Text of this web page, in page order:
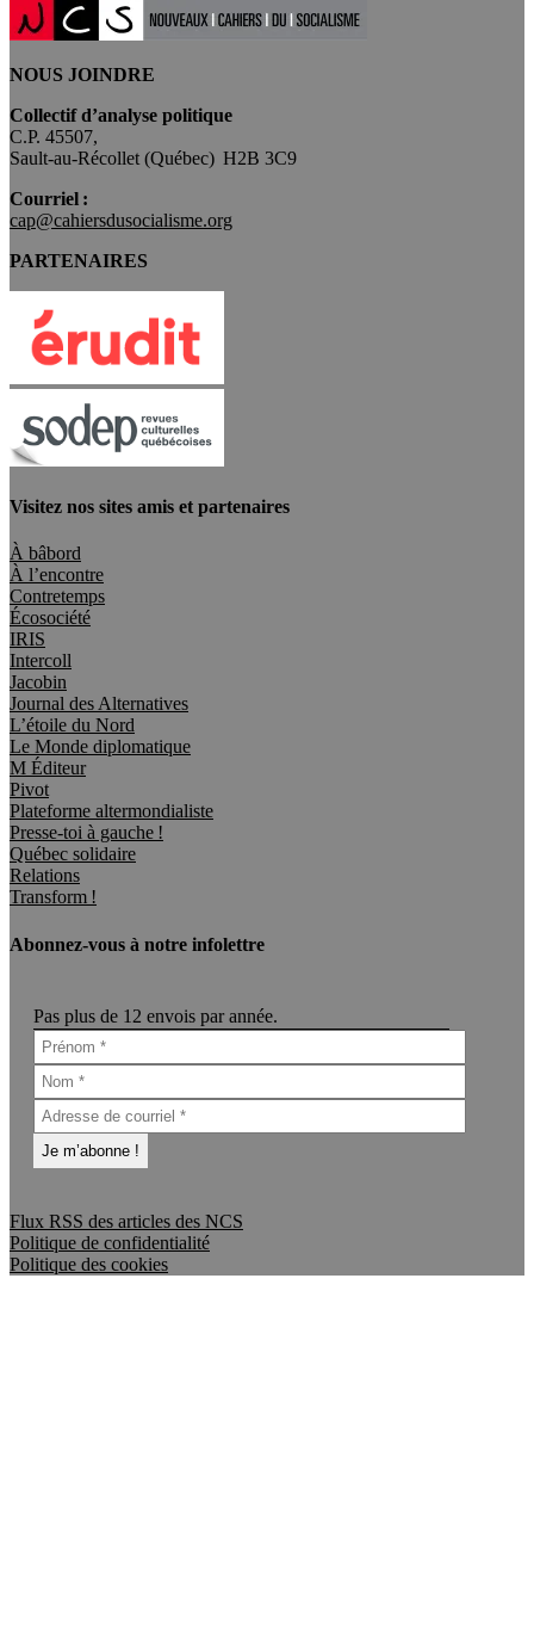
NOUS JOINDRE
Collectif d’analyse politique
C.P. 45507,
Sault-au-Récollet (Québec) H2B 3C9
Courriel :
cap@cahiersdusocialisme.org
PARTENAIRES
Visitez nos sites amis et partenaires
À bâbord
À l’encontre
Contretemps
Écosociété
IRIS
Intercoll
Jacobin
Journal des Alternatives
L’étoile du Nord
Le Monde diplomatique
M Éditeur
Pivot
Plateforme altermondialiste
Presse-toi à gauche !
Québec solidaire
Relations
Transform !
Abonnez-vous à notre infolettre
Pas plus de 12 envois par année.
Flux RSS des articles des NCS
Politique de confidentialité
Politique des cookies